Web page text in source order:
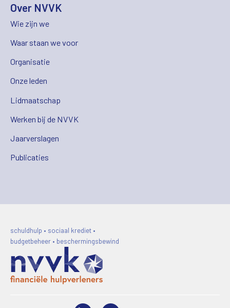
Over NVVK
Wie zijn we
Waar staan we voor
Organisatie
Onze leden
Lidmaatschap
Werken bij de NVVK
Jaarverslagen
Publicaties
schuldhulp • sociaal krediet •
budgetbeheer • beschermingsbewind